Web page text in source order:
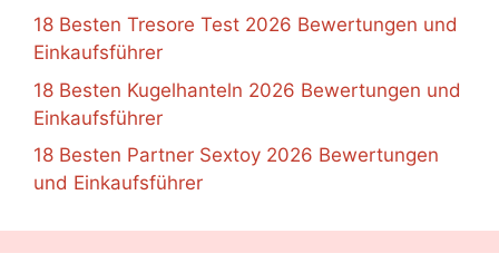
18 Besten Tresore Test 2026 Bewertungen und
Einkaufsführer
18 Besten Kugelhanteln 2026 Bewertungen und
Einkaufsführer
18 Besten Partner Sextoy 2026 Bewertungen
und Einkaufsführer